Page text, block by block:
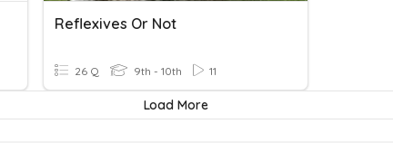
Reflexives Or Not
26 Q 9th - 10th 11
Load More